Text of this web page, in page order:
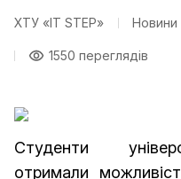
ХТУ «IT STEP» Новини
1550 переглядів
Студенти
отримали